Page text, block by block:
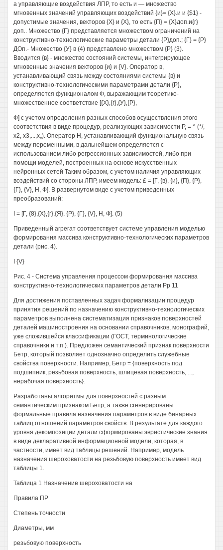
а управляющие воздействия ЛПР, то есть и — множество
мгновенных значений управляющих воздействий {и}= {Х}.и и {$1} -
допустимые значения, векторов {X} и {X}, то есть {П} = {Х}доп.и{г}
доп.. Множество {Г} представляется множеством ограничений на
конструктивно-технологические параметры детали {Р}доп.; {Г} = {Р}
ДОп.- Множество {У} в (4) представлено множеством {Р} (3).
Вводится {в} - множество состояний системы, интегрирующее
мгновенные значения векторов {и} и {V}. Оператор в,
устанавливающий связь между состояниями системы {в} и
конструктивно-технологическими параметрами детали {Р},
определяется функционалом Ф, выражающим теоретико-
множественное соответствие [{Х},{г},{У},{Р},
Ф] с учетом определения разных способов осуществления этого
соответствия в виде процедур, реализующих зависимости Р, = ^ (*/,
х2, х3,...,х„). Оператор Н, устанавливающий функциональную связь
между переменными, в дальнейшем определяется с
использованием либо регрессионных зависимостей, либо при
помощи моделей, построенных на основе искусственных
нейронных сетей Таким образом, с учетом наличия управляющих
воздействий со стороны ЛПР, имеем модель: £ = [Г, {в}, {и}, {П}, {Р},
{Г}, {V}, Н, Ф]. В развернутом виде с учетом приведенных
преобразований:
I = [Г, {8},{Х},{г},{Я}, {Р}, {Г}, {V}, Н, Ф]. (5)
Приведенный агрегат соответствует системе управления моделью
формирования массива конструктивно-технологических параметров
детали (рис. 4).
I {V}
Рис. 4 - Система управления процессом формирования массива
конструктивно-технологических параметров детали Рр 11
Для достижения поставленных задач формализации процедур
принятия решений по назначению конструктивно-технологических
параметров выполнена систематизация признаков поверхностей
деталей машиностроения на основании справочников, монографий,
уже сложившейся классификации (ГОСТ, терминологические
справочники и т.п.). Предложен семантический признак поверхности
Бетр, который позволяет однозначно определить служебные
свойства поверхности. Например, Бетр = {поверхность под
подшипник, резьбовая поверхность, шлицевая поверхность, ...,
нерабочая поверхность}.
Разработаны алгоритмы для поверхностей с разным
семантическим признаком Бетр, а также сгенерированы
формальные правила назначения параметров в виде бинарных
таблиц отношений параметров свойств. В результате для каждого
уровня декомпозиции детали сформированы эвристические знания
в виде декларативной информационной модели, которая, в
частности, имеет вид таблицы решений. Например, модель
назначения шероховатости на резьбовую поверхность имеет вид
таблицы 1.
Таблица 1 Назначение шероховатости на
Правила ПР
Степень точности
Диаметры, мм
резьбовую поверхность